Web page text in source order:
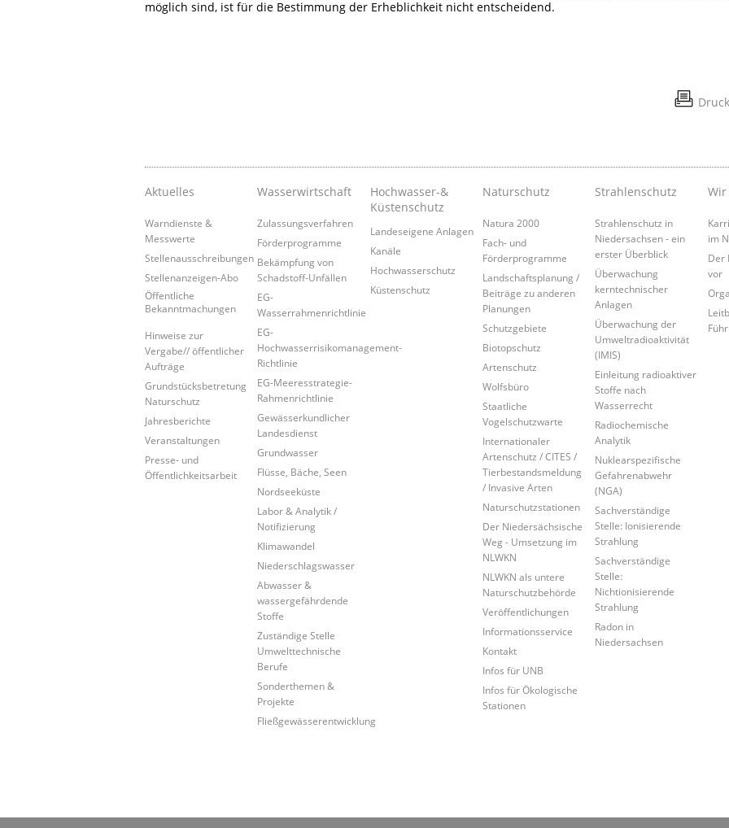
möglich sind, ist für die Bestimmung der Erheblichkeit nicht entscheidend.
Aktuelles
Warndienste &
Messwerte
Stellenausschreibungen
Stellenanzeigen-Abo
Öffentliche
Bekanntmachungen
Hinweise zur
Vergabe// öffentlicher
Aufträge
Grundstücksbetretung
Naturschutz
Jahresberichte
Veranstaltungen
Presse- und
Öffentlichkeitsarbeit
Wasserwirtschaft
Zulassungsverfahren
Förderprogramme
Bekämpfung von
Schadstoff-Unfällen
EG-
Wasserrahmenrichtlinie
EG-
Hochwasserrisikomanagement-
Richtlinie
EG-Meeresstrategie-
Rahmenrichtlinie
Gewässerkundlicher
Landesdienst
Grundwasser
Flüsse, Bäche, Seen
Nordseeküste
Labor & Analytik /
Notifizierung
Klimawandel
Niederschlagswasser
Abwasser &
wassergefährdende
Stoffe
Zuständige Stelle
Umwelttechnische
Berufe
Sonderthemen &
Projekte
Fließgewässerentwicklung
Hochwasser-&
Küstenschutz
Landeseigene Anlagen
Kanäle
Hochwasserschutz
Küstenschutz
Naturschutz
Natura 2000
Fach- und
Förderprogramme
Landschaftsplanung /
Beiträge zu anderen
Planungen
Schutzgebiete
Biotopschutz
Artenschutz
Wolfsbüro
Staatliche
Vogelschutzwarte
Internationaler
Artenschutz / CITES /
Tierbestandsmeldung
/ Invasive Arten
Naturschutzstationen
Der Niedersächsische
Weg - Umsetzung im
NLWKN
NLWKN als untere
Naturschutzbehörde
Veröffentlichungen
Informationsservice
Kontakt
Infos für UNB
Infos für Ökologische
Stationen
Strahlenschutz
Strahlenschutz in
Niedersachsen - ein
erster Überblick
Überwachung
kerntechnischer
Anlagen
Überwachung der
Umweltradioaktivität
(IMIS)
Einleitung radioaktiver
Stoffe nach
Wasserrecht
Radiochemische
Analytik
Nuklearspezifische
Gefahrenabwehr
(NGA)
Sachverständige
Stelle: Ionisierende
Strahlung
Sachverständige
Stelle:
Nichtionisierende
Strahlung
Radon in
Niedersachsen
im
Der
vor